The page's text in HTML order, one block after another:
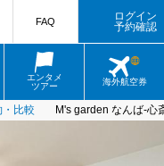
エンタメ
ツアー
海外航空券
FAQ
ログイン
予約確認
比較 M's garden なんば-心